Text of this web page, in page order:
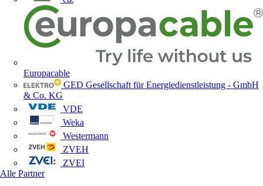
Europacable
GED Gesellschaft für Energiedienstleistung - GmbH
& Co. KG
VDE
Weka
Westermann
ZVEH
ZVEI
Alle Partner